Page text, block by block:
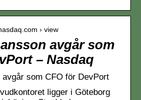
› view
avgår som
– Nasdaq
som CFO för DevPort
ligger i Göteborg